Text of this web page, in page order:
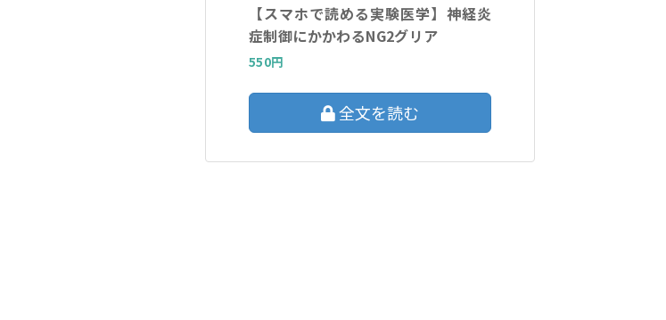
【スマホで読める実験医学】神経炎
症制御にかかわるNG2グリア
550円
全文を読む